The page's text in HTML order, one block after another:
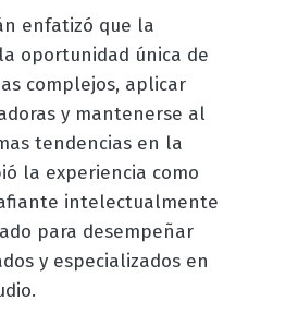
enfatizó que la
oportunidad única de
complejos, aplicar
y mantenerse al
tendencias en la
la experiencia como
intelectualmente
para desempeñar
y especializados en